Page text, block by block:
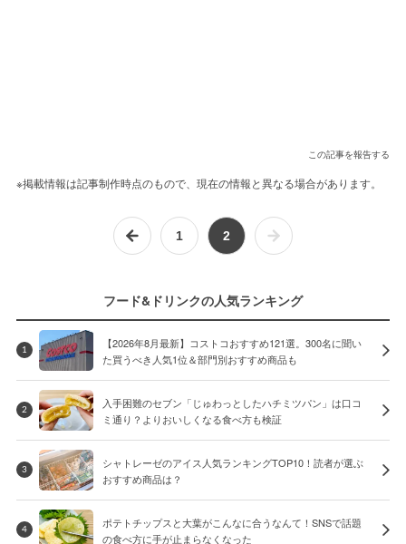
この記事を報告する
※掲載情報は記事制作時点のもので、現在の情報と異なる場合があります。
1 2
フード&ドリンクの人気ランキング
1
【2026年8月最新】コストコおすすめ121選。300名に聞い
た買うべき人気1位＆部門別おすすめ商品も
2
入手困難のセブン「じゅわっとしたハチミツパン」は口コ
ミ通り？よりおいしくなる食べ方も検証
3
シャトレーゼのアイス人気ランキングTOP10！読者が選ぶ
おすすめ商品は？
4
ポテトチップスと大葉がこんなに合うなんて！SNSで話題
の食べ方に手が止まらなくなった